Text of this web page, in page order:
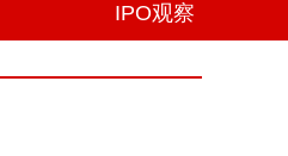
IPO观察